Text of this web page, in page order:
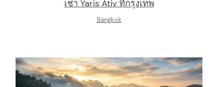
เช่า Yaris Ativ ที่กรุงเทพ
Bangkok